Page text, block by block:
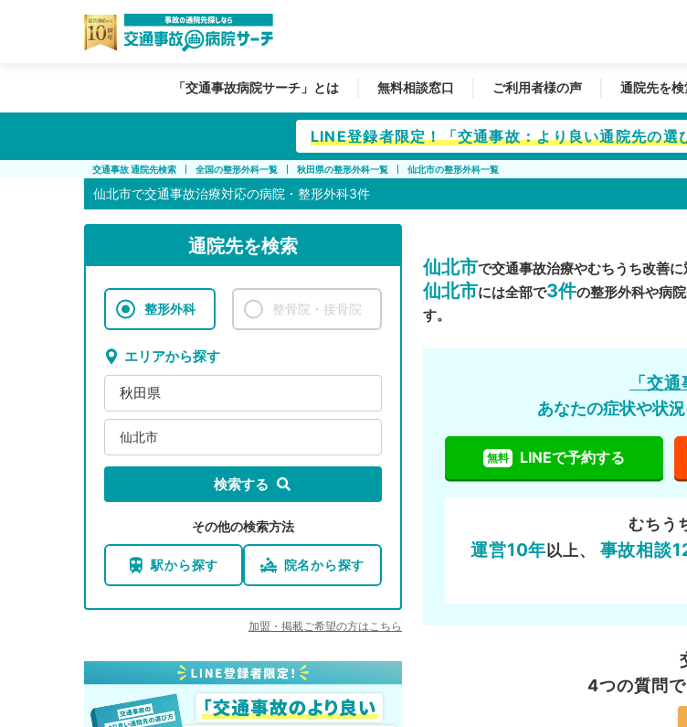
「交通事故病院サーチ」とは 無料相談窓口 ご利用者様の声 通院先を検
LINE登録者限定！「交通事故：より良い通院先の選
交通事故 通院先検索 全国の整形外科一覧 秋田県の整形外科一覧 仙北市の整形外科一覧
仙北市で交通事故治療対応の病院・整形外科3件
通院先を検索
整形外科 整骨院・接骨院
エリアから探す
秋田県
仙北市
検索する
その他の検索方法
駅から探す 院名から探す
加盟・掲載ご希望の方はこちら
仙北市で交通事故治療やむちうち改善
仙北市には全部で3件の整形外科や病
す。
「交
あなたの症状や状
無料 LINEで予約する
むちう
運営10年以上、 事故相談
4つの質問